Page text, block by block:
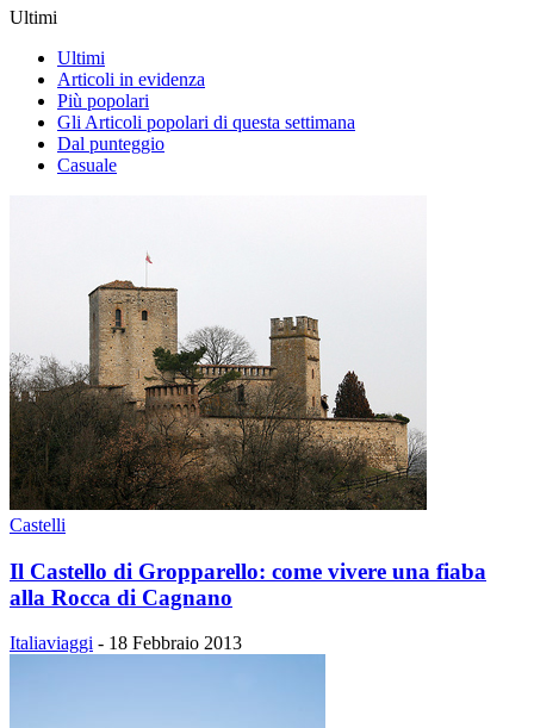
Ultimi
Ultimi
Articoli in evidenza
Più popolari
Gli Articoli popolari di questa settimana
Dal punteggio
Casuale
Castelli
Il Castello di Gropparello: come vivere una fiaba
alla Rocca di Cagnano
Italiaviaggi - 18 Febbraio 2013